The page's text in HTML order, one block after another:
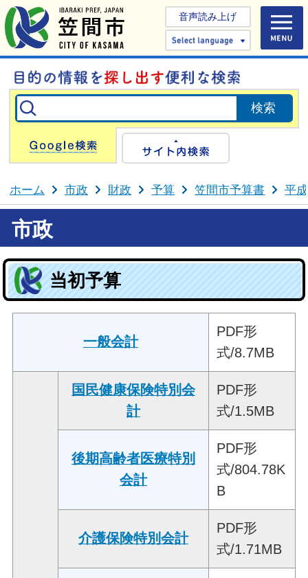
音声読み上げ
Select
Google検索
ホーム 市政 財政 予算 笠間市予算書 平
市政
当初予算
一般会計
PDF形
式/8.7MB
国民健康保険特別会
計
PDF形
式/1.5MB
後期高齢者医療特別
会計
PDF形
式/804.78K
B
介護保険特別会計
PDF形
式/1.71MB